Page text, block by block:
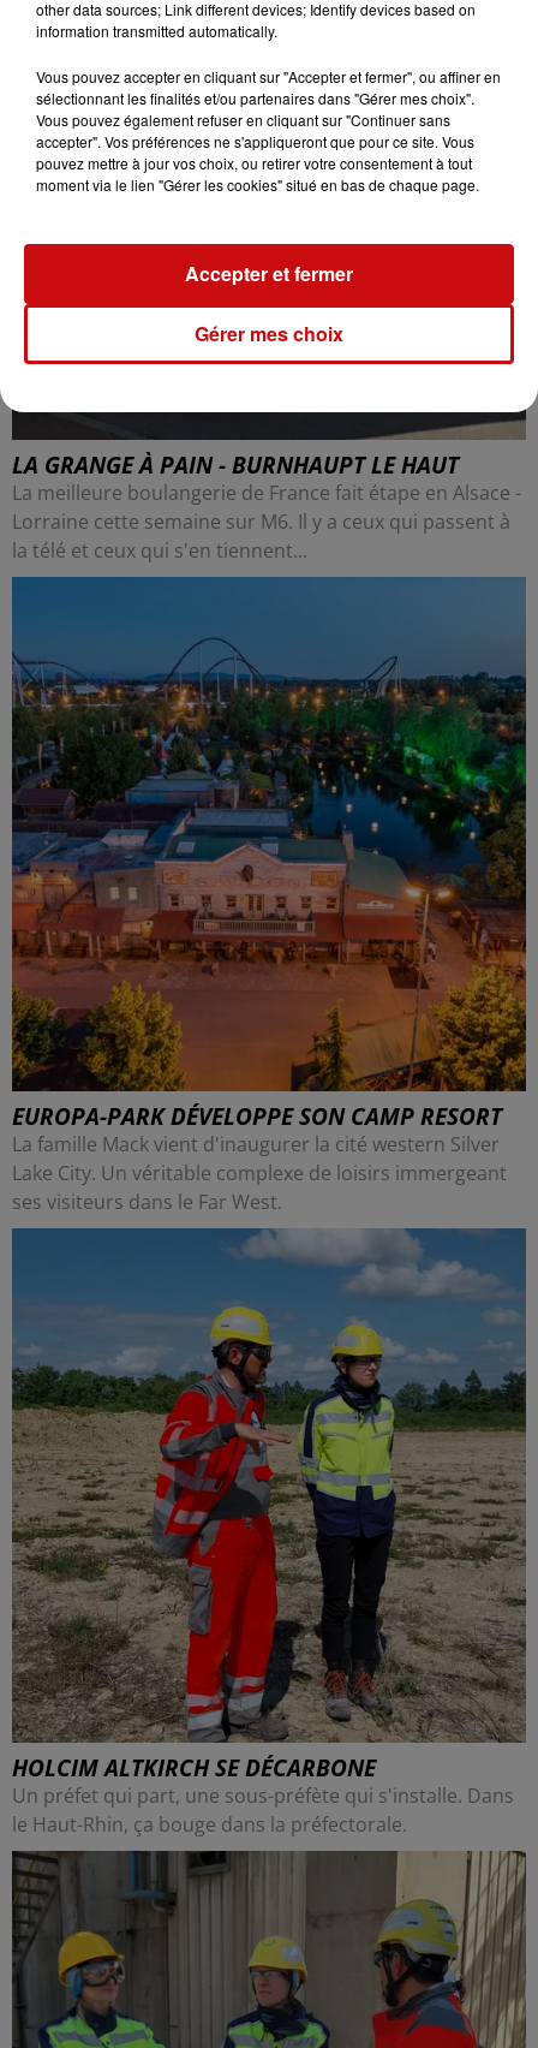
LA GRANGE À PAIN - BURNHAUPT LE HAUT
La meilleure boulangerie de France fait étape en Alsace -
Lorraine cette semaine sur M6. Il y a ceux qui passent à
la télé et ceux qui s'en tiennent...
EUROPA-PARK DÉVELOPPE SON CAMP RESORT
La famille Mack vient d'inaugurer la cité western Silver
Lake City. Un véritable complexe de loisirs immergeant
ses visiteurs dans le Far West.
HOLCIM ALTKIRCH SE DÉCARBONE
Un préfet qui part, une sous-préfète qui s'installe. Dans
le Haut-Rhin, ça bouge dans la préfectorale.
other data sources; Link different devices; Identify devices based on
information transmitted automatically.
Vous pouvez accepter en cliquant sur "Accepter et fermer", ou affiner en
sélectionnant les finalités et/ou partenaires dans "Gérer mes choix".
Vous pouvez également refuser en cliquant sur "Continuer sans
accepter". Vos préférences ne s'appliqueront que pour ce site. Vous
pouvez mettre à jour vos choix, ou retirer votre consentement à tout
moment via le lien "Gérer les cookies" situé en bas de chaque page.
Gérer mes choix
Accepter et fermer